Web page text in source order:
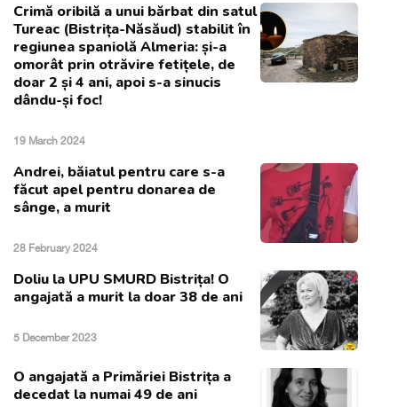
Crimă oribilă a unui bărbat din satul
Tureac (Bistrița-Năsăud) stabilit în
regiunea spaniolă Almeria: și-a
omorât prin otrăvire fetițele, de
doar 2 și 4 ani, apoi s-a sinucis
dându-și foc!
19 March 2024
Andrei, băiatul pentru care s-a
făcut apel pentru donarea de
sânge, a murit
28 February 2024
Doliu la UPU SMURD Bistrița! O
angajată a murit la doar 38 de ani
5 December 2023
O angajată a Primăriei Bistrița a
decedat la numai 49 de ani